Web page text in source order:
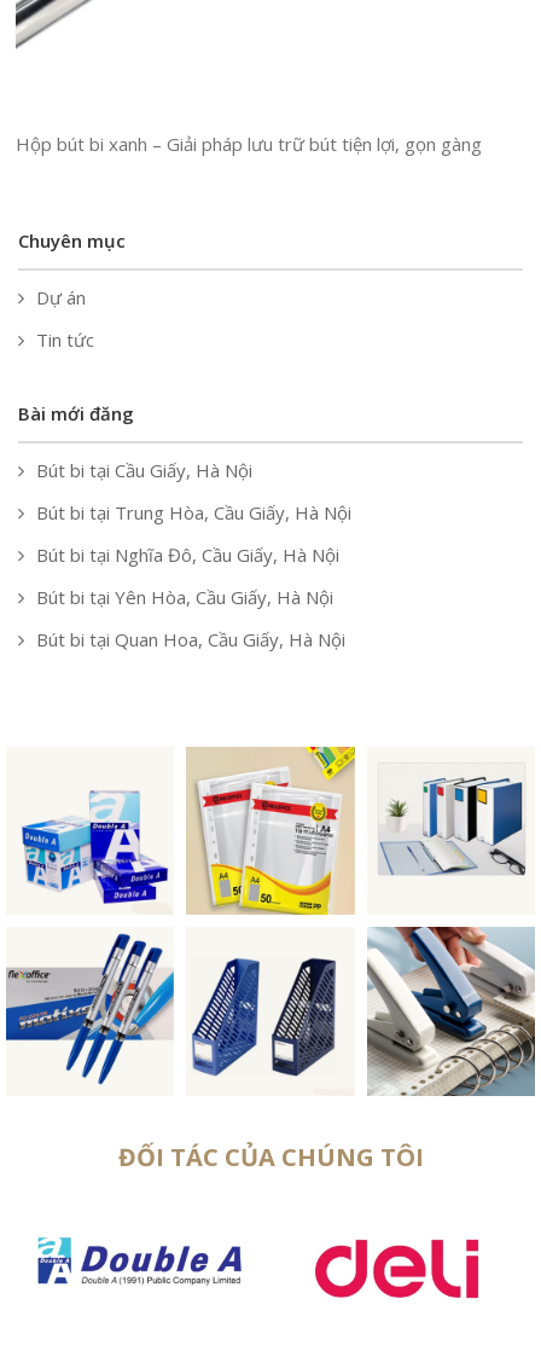
Hộp bút bi xanh – Giải pháp lưu trữ bút tiện lợi, gọn gàng
Chuyên mục
Dự án
Tin tức
Bài mới đăng
Bút bi tại Cầu Giấy, Hà Nội
Bút bi tại Trung Hòa, Cầu Giấy, Hà Nội
Bút bi tại Nghĩa Đô, Cầu Giấy, Hà Nội
Bút bi tại Yên Hòa, Cầu Giấy, Hà Nội
Bút bi tại Quan Hoa, Cầu Giấy, Hà Nội
ĐỐI TÁC CỦA CHÚNG TÔI